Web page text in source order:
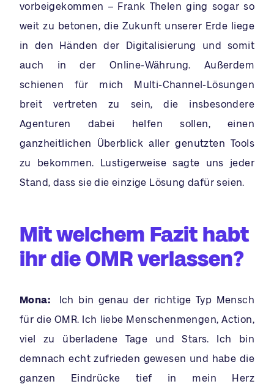
vorbeigekommen – Frank Thelen ging sogar so
weit zu betonen, die Zukunft unserer Erde liege
in den Händen der Digitalisierung und somit
auch in der Online-Währung. Außerdem
schienen für mich Multi-Channel-Lösungen
breit vertreten zu sein, die insbesondere
Agenturen dabei helfen sollen, einen
ganzheitlichen Überblick aller genutzten Tools
zu bekommen. Lustigerweise sagte uns jeder
Stand, dass sie die einzige Lösung dafür seien.
Mit welchem Fazit habt
ihr die OMR verlassen?
Mona: Ich bin genau der richtige Typ Mensch
für die OMR. Ich liebe Menschenmengen, Action,
viel zu überladene Tage und Stars. Ich bin
demnach echt zufrieden gewesen und habe die
ganzen Eindrücke tief in mein Herz